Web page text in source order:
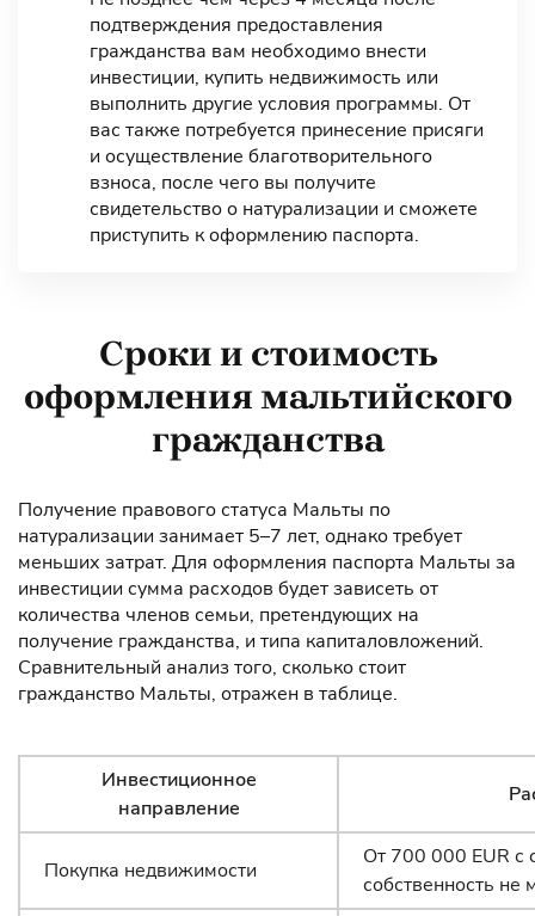
подтверждения предоставления
гражданства вам необходимо внести
инвестиции, купить недвижимость или
выполнить другие условия программы. От
вас также потребуется принесение присяги
и осуществление благотворительного
взноса, после чего вы получите
свидетельство о натурализации и сможете
приступить к оформлению паспорта.
Сроки и стоимость
оформления мальтийского
гражданства
Получение правового статуса Мальты по
натурализации занимает 5–7 лет, однако требует
меньших затрат. Для оформления паспорта Мальты за
инвестиции сумма расходов будет зависеть от
количества членов семьи, претендующих на
получение гражданства, и типа капиталовложений.
Сравнительный анализ того, сколько стоит
гражданство Мальты, отражен в таблице.
Инвестиционное
направление
Покупка недвижимости
От 700 000 EUR с
собственность не